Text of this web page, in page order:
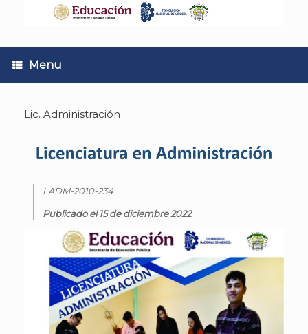
Menu
Lic. Administración
LADM-2010-234
Publicado el 15 de diciembre 2022